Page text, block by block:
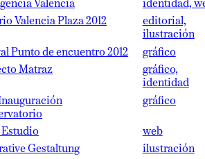
Valencia
identidad,
Valencia Plaza 2012
editorial,
ilustración
Punto de encuentro 2012
gráfico
Matraz
gráfico,
identidad
gráfico
Estudio
web
Gestaltung
ilustración